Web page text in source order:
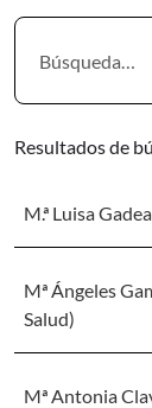
Resultados de
M.ª Luisa
Mª Ángeles
Salud)
Mª Antonia